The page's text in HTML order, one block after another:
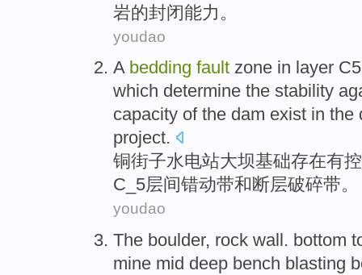
岩的封闭能力 。
youdao
A bedding fault zone in layer
which determine the stability
capacity ofthe dam exist in the
project.
铜街子水电站大坝基础存在有
C_5层间错动带和断层破碎带。
youdao
The boulder, rock wall. bottom
mine mid deep bench blasting